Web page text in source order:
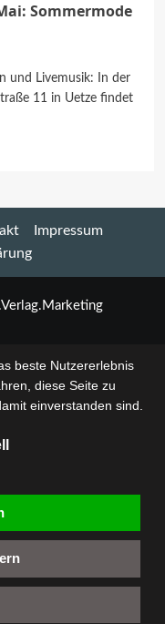
Sommermode
und Livemusik: In der
11 in Uetze findet
Impressum
beste Nutzererlebnis
diese Seite zu
einverstanden sind.